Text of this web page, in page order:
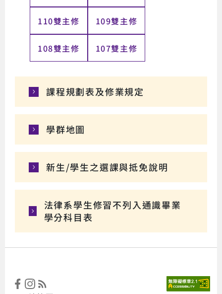
110雙主修 109雙主修
108雙主修 107雙主修
課程規劃表及修業規定
學群地圖
新生/學生之選課與抵免說明
法律系學生修習不列入通識畢業
學分科目表